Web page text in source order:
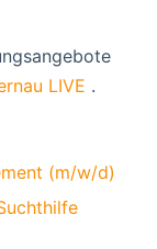
LIVE .
(m/w/d)